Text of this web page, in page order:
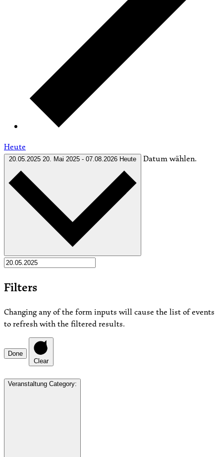
Heute
20.05.2025 20. Mai 2025 - 07.08.2026 Heute Datum wählen.
Filters
Changing any of the form inputs will cause the list of events
to refresh with the filtered results.
Done
Clear
Veranstaltung Category: